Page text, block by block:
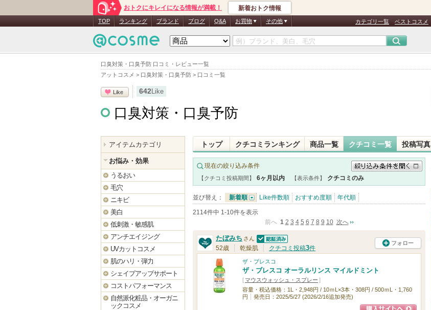
口臭対策・口臭予防 口コミ・レビュー一覧
アットコスメ > 口臭対策・口臭予防 > 口コミ一覧
おトクにキレイになる情報が満載！ 新着おトク情報
TOP ランキング ブランド ブログ Q&A お買物 その他 カテゴリ一覧 ベストコスメ
Like 642Like
口臭対策・口臭予防
トップ クチコミランキング 商品一覧 クチコミ一覧 投稿写真
現在の絞り込み条件
絞り込み条件を開く
【クチコミ投稿期間】 6ヶ月以内 【表示条件】 クチコミのみ
並び替え： 新着順 Like件数順 おすすめ度順 年代順
2114件中 1-10件を表示
前へ 1 2 3 4 5 6 7 8 9 10 次へ
たぼみち さん
認証済
52歳 乾燥肌 クチコミ投稿3件
フォロー
ザ・ブレスコ
ザ・ブレスコ オーラルリンス マイルドミント
[ マウスウォッシュ・スプレー ]
容量・税込価格：1L・2,948円 / 10ｍL×3本・308円 / 500ｍL・1,760
円
発売日：2025/5/27 (2026/2/16追加発売)
アイテムカテゴリ
お悩み・効果
うるおい
毛穴
ニキビ
美白
低刺激・敏感肌
アンチエイジング
UVカットコスメ
肌のハリ・弾力
シェイプアップサポート
コストパフォーマンス
自然派化粧品・オーガニ
ックコスメ